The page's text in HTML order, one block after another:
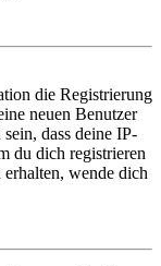
die Registrierung
neuen Benutzer
dass deine IP-
du dich registrieren
wende dich